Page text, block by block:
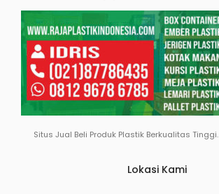
Situs Jual Beli Produk Plastik Berkualitas Tinggi.
Lokasi Kami